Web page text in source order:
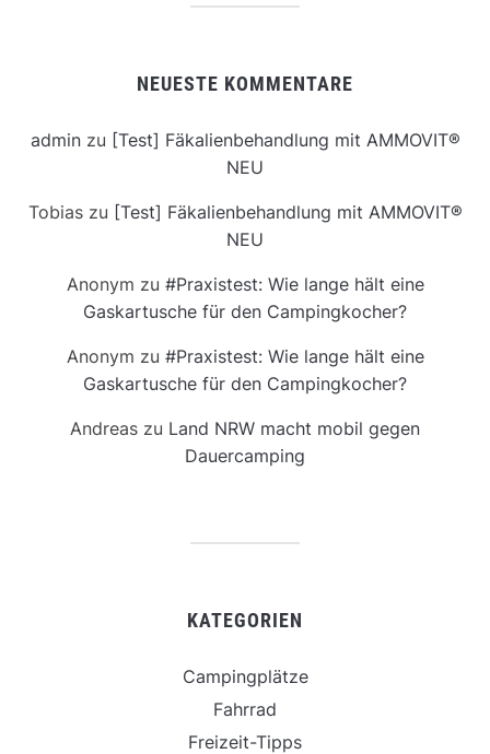
NEUESTE KOMMENTARE
adminzu [Test] Fäkalienbehandlung mit AMMOVIT®
NEU
Tobiaszu [Test] Fäkalienbehandlung mit AMMOVIT®
NEU
Anonym zu #Praxistest: Wie lange hält eine
Gaskartusche für den Campingkocher?
Anonym zu #Praxistest: Wie lange hält eine
Gaskartusche für den Campingkocher?
Andreas zu Land NRW macht mobil gegen
Dauercamping
KATEGORIEN
Campingplätze
Fahrrad
Freizeit-Tipps